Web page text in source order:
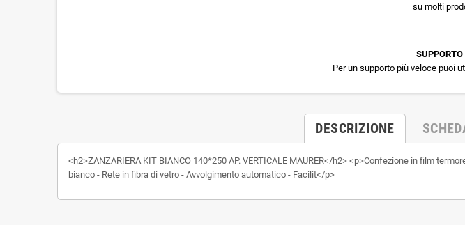
su molti
Per un supporto più veloce puoi
DESCRIZIONE
<h2>ZANZARIERA KIT BIANCO 140*250 AP. VERTICALE MAURER</h2> <p>Confezione in film
bianco - Rete in fibra di vetro - Avvolgimento automatico - Facilit</p>